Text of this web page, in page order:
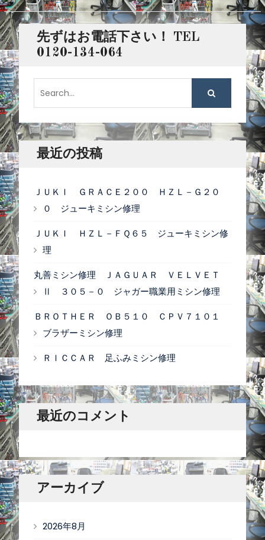
稿
ナ
ビ
ゲ
ー
シ
ョ
ン
先ずはお電話下さい！ TEL
0120-134-064
a
r
最近の投稿
ＪＵＫＩ ＧＲＡＣＥ２００ ＨＺＬ－Ｇ２０
０ ジューキミシン修理
ＪＵＫＩ ＨＺＬ－ＦＱ６５ ジューキミシン修
理
丸善ミシン修理 ＪＡＧＵＡＲ ＶＥＬＶＥＴ
Ⅱ ３０５－０ ジャガー職業用ミシン修理
ＢＲＯＴＨＥＲ ＯＢ５１０ ＣＰＶ７１０１
ブラザーミシン修理
ＲＩＣＣＡＲ 足ふみミシン修理
最近のコメント
アーカイブ
2026年8月